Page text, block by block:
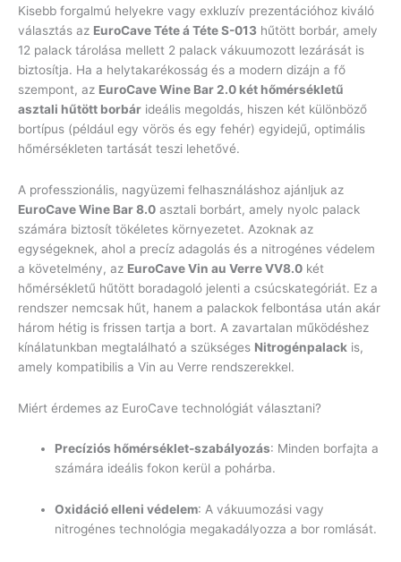
Kisebb forgalmú helyekre vagy exkluzív prezentációhoz kiváló
választás az EuroCave Téte á Téte S-013 hűtött borbár, amely
12 palack tárolása mellett 2 palack vákuumozott lezárását is
biztosítja. Ha a helytakarékosság és a modern dizájn a fő
szempont, az EuroCave Wine Bar 2.0 két hőmérsékletű
asztali hűtött borbár ideális megoldás, hiszen két különböző
bortípus (például egy vörös és egy fehér) egyidejű, optimális
hőmérsékleten tartását teszi lehetővé.
A professzionális, nagyüzemi felhasználáshoz ajánljuk az
EuroCave Wine Bar 8.0 asztali borbárt, amely nyolc palack
számára biztosít tökéletes környezetet. Azoknak az
egységeknek, ahol a precíz adagolás és a nitrogénes védelem
a követelmény, az EuroCave Vin au Verre VV8.0 két
hőmérsékletű hűtött boradagoló jelenti a csúcskategóriát. Ez a
rendszer nemcsak hűt, hanem a palackok felbontása után akár
három hétig is frissen tartja a bort. A zavartalan működéshez
kínálatunkban megtalálható a szükséges Nitrogénpalack is,
amely kompatibilis a Vin au Verre rendszerekkel.
Miért érdemes az EuroCave technológiát választani?
Precíziós hőmérséklet-szabályozás: Minden borfajta a
számára ideális fokon kerül a pohárba.
Oxidáció elleni védelem: A vákuumozási vagy
nitrogénes technológia megakadályozza a bor romlását.